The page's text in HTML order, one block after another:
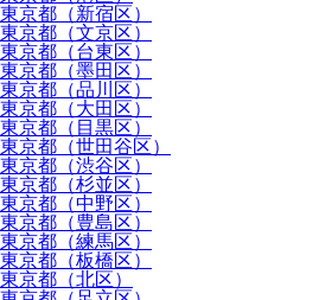
東京都（新宿区）
東京都（文京区）
東京都（台東区）
東京都（墨田区）
東京都（品川区）
東京都（大田区）
東京都（目黒区）
東京都（世田谷区）
東京都（渋谷区）
東京都（杉並区）
東京都（中野区）
東京都（豊島区）
東京都（練馬区）
東京都（板橋区）
東京都（北区）